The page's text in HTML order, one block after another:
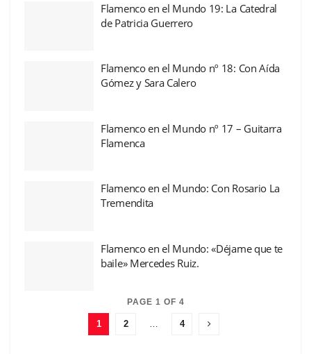
Flamenco en el Mundo 19: La Catedral
de Patricia Guerrero
Flamenco en el Mundo nº 18: Con Aída
Gómez y Sara Calero
Flamenco en el Mundo nº 17 – Guitarra
Flamenca
Flamenco en el Mundo: Con Rosario La
Tremendita
Flamenco en el Mundo: «Déjame que te
baile» Mercedes Ruiz.
PAGE 1 OF 4
1 2 … 4